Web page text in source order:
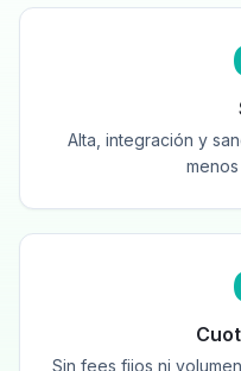
Alta, integración y
Sin fees fijos ni